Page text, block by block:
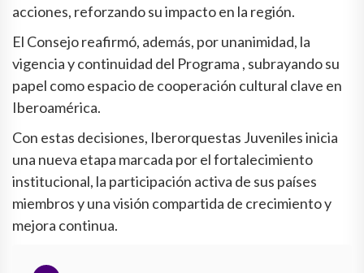
acciones, reforzando su impacto en la región.
El Consejo reafirmó, además, por unanimidad, la
vigencia y continuidad del Programa , subrayando su
papel como espacio de cooperación cultural clave en
Iberoamérica.
Con estas decisiones, Iberorquestas Juveniles inicia
una nueva etapa marcada por el fortalecimiento
institucional, la participación activa de sus países
miembros y una visión compartida de crecimiento y
mejora continua.